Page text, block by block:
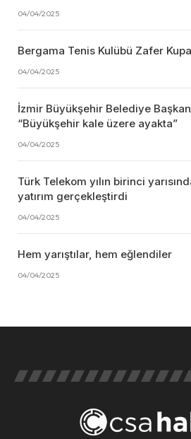
04/04/2025
Bergama Tenis Kulübü Zafer
04/04/2025
İzmir Büyükşehir Belediye
“Büyükşehir kale üzere ayakta”
04/04/2025
Türk Telekom yılın birinci
yatırım gerçekleştirdi
04/04/2025
Hem yarıştılar, hem eğlendiler
04/04/2025